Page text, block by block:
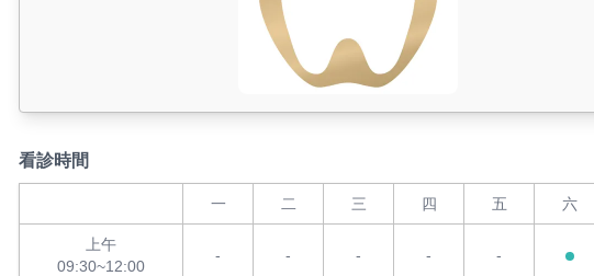
看診時間
一 二 三 四 五 六
上午
09:30~12:00
- - - - -